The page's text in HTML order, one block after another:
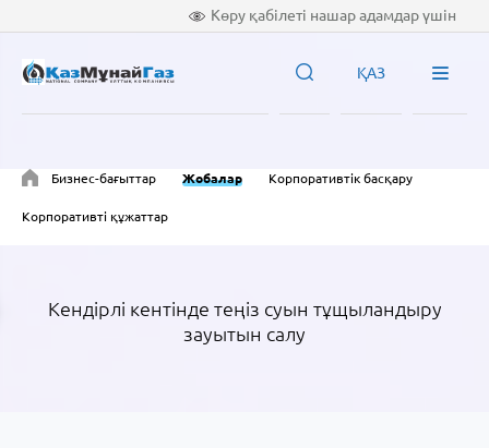
Көру қабілеті нашар адамдар үшін
ҚАЗ
Бизнес-бағыттар Жобалар Корпоративтік басқару
Корпоративті құжаттар
Кендірлі кентінде теңіз суын тұщыландыру
зауытын салу